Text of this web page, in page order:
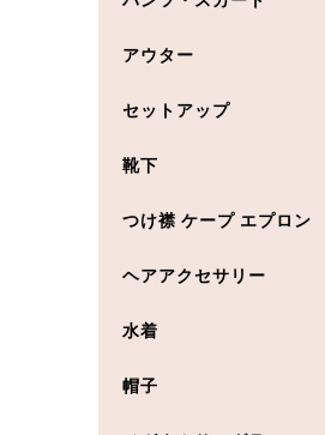
アウター
セットアップ
靴下
つけ襟 ケープ エプロン
ヘアアクセサリー
水着
帽子